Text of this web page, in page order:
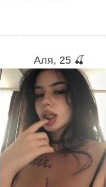
Аля, 25 🍒